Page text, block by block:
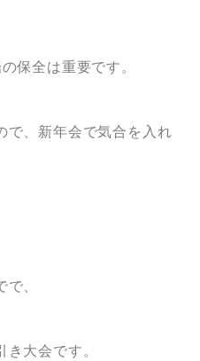
保全は重要です。
で、新年会で気合を入れ
、
大会です。